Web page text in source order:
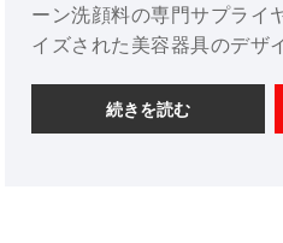
ーン洗顔料の専門サプライ
イズされた美容器具のデザ
場。ご協力をよろしくお願
続きを読む